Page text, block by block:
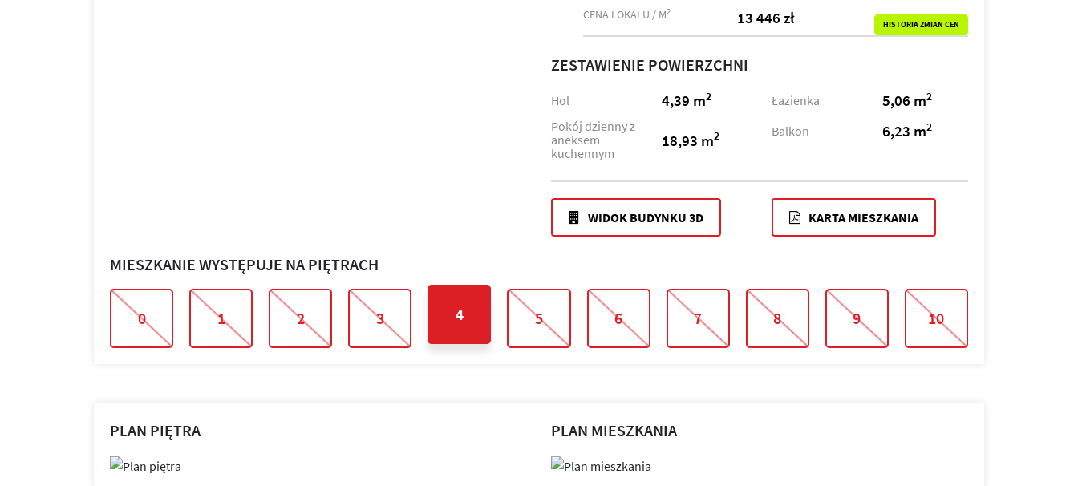
CENA LOKALU / M2 13 446 zł HISTORIA ZMIAN CEN
ZESTAWIENIE POWIERZCHNI
Hol 4,39 m2 Łazienka 5,06 m2
Pokój dzienny z
aneksem
kuchennym
18,93 m2 Balkon 6,23 m2
WIDOK BUDYNKU 3D KARTA MIESZKANIA
MIESZKANIE WYSTĘPUJE NA PIĘTRACH
0 1 2 3 4 5 6 7 8 9 10
PLAN PIĘTRA PLAN MIESZKANIA